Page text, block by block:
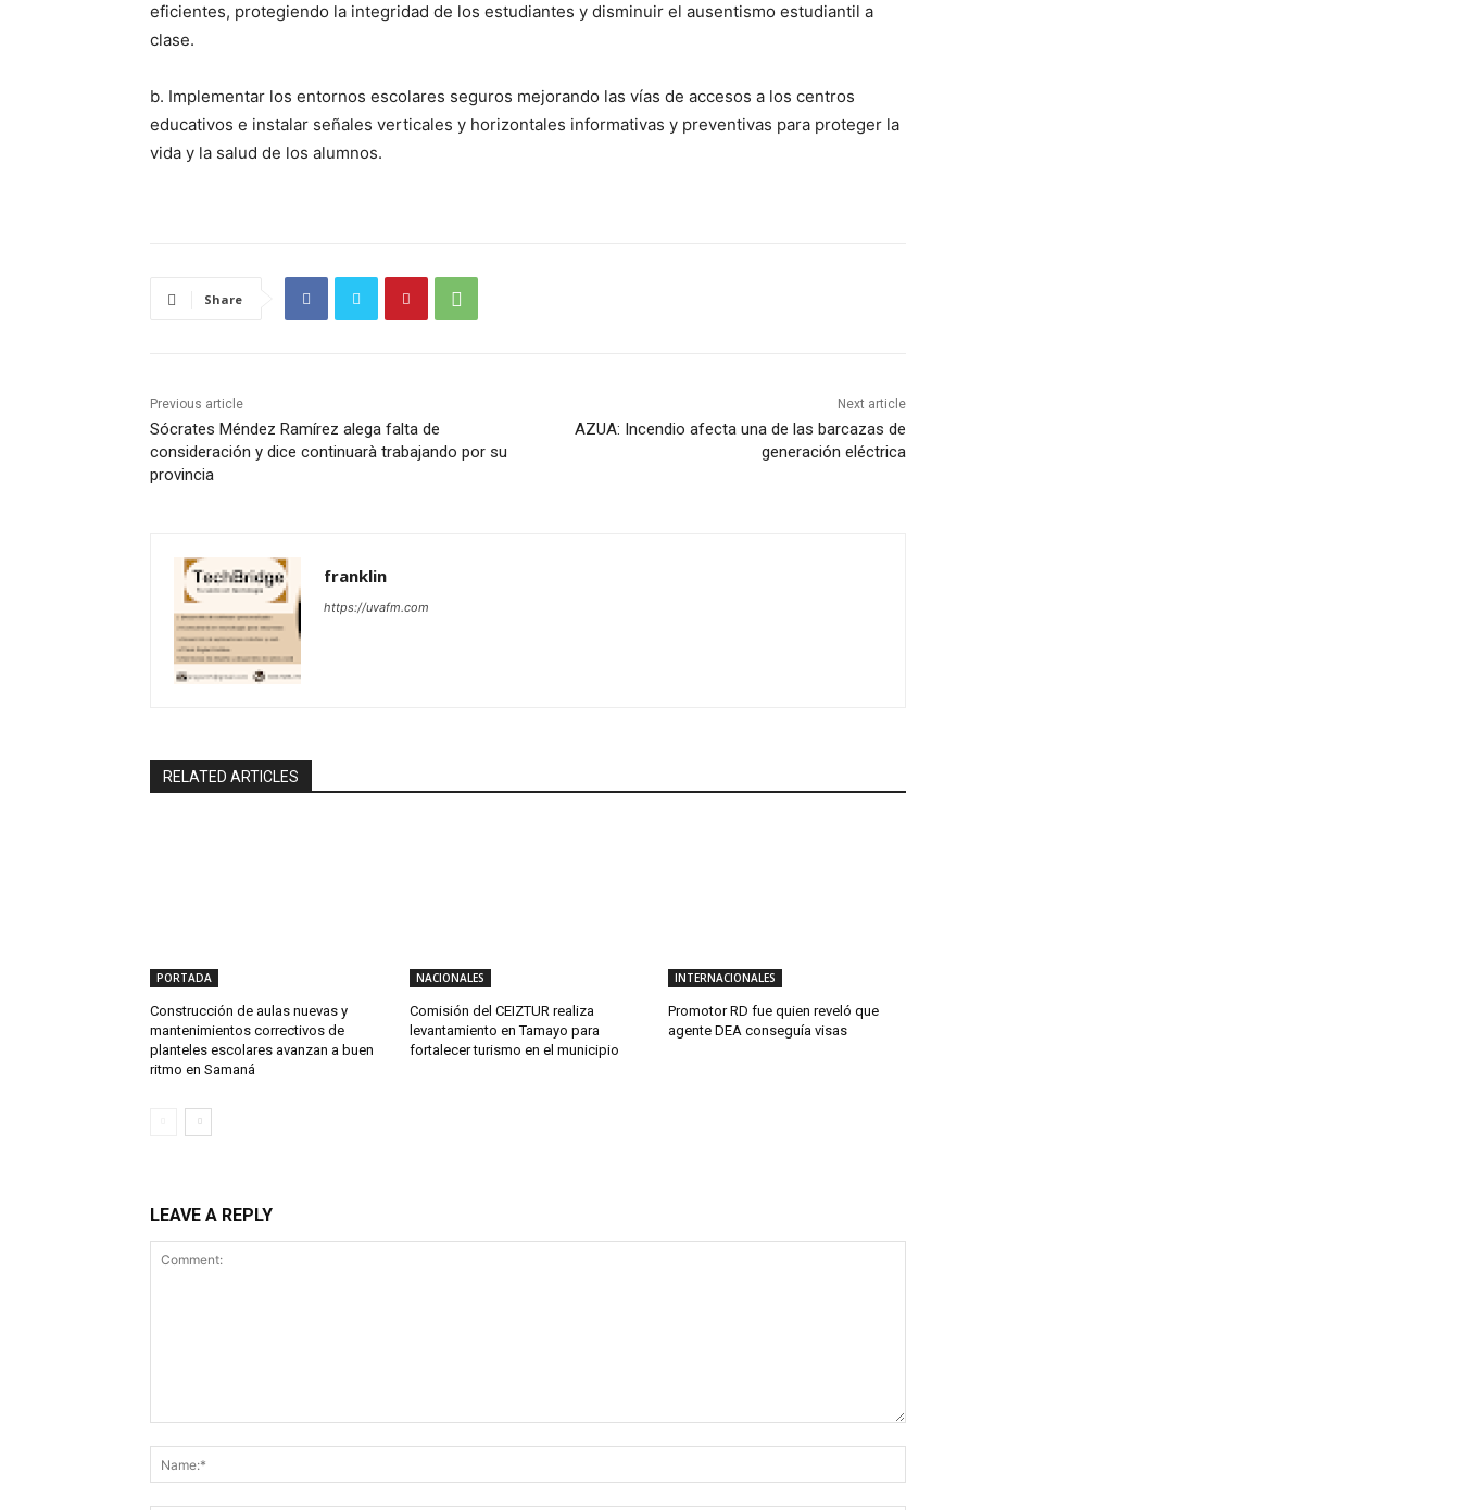
eficientes, protegiendo la integridad de los estudiantes y disminuir el ausentismo estudiantil a
clase.
b. Implementar los entornos escolares seguros mejorando las vías de accesos a los centros
educativos e instalar señales verticales y horizontales informativas y preventivas para proteger la
vida y la salud de los alumnos.
Share
Previous article
Sócrates Méndez Ramírez alega falta de
consideración y dice continuarà trabajando por su
provincia
Next article
AZUA: Incendio afecta una de las barcazas de
generación eléctrica
franklin
https://uvafm.com
RELATED ARTICLES
PORTADA
Construcción de aulas nuevas y
mantenimientos correctivos de
planteles escolares avanzan a buen
ritmo en Samaná
NACIONALES
Comisión del CEIZTUR realiza
levantamiento en Tamayo para
fortalecer turismo en el municipio
INTERNACIONALES
Promotor RD fue quien reveló que
agente DEA conseguía visas
LEAVE A REPLY